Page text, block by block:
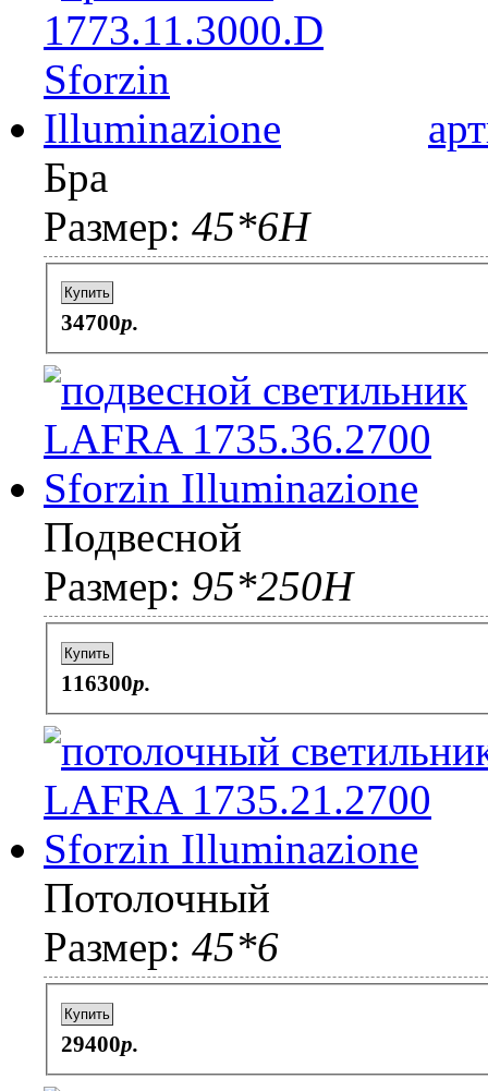
Бра
Размер: 45*6H
Купить
34700p.
Подвесной
Размер: 95*250H
Купить
116300p.
Потолочный
Размер: 45*6
Купить
29400p.